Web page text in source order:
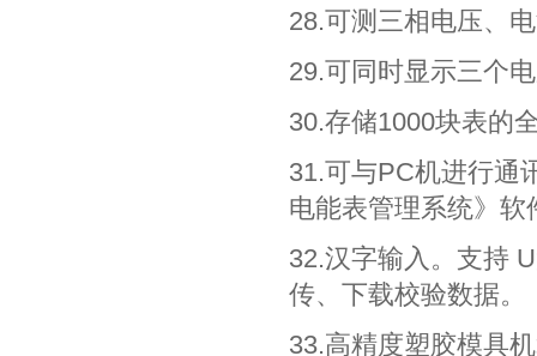
28.可测三相电压、
29.可同时显示三个
30.存储1000块表的
31.可与PC机进行通
电能表管理系统》软
32.汉字输入。支持
传、下载校验数据。
33.高精度塑胶模具